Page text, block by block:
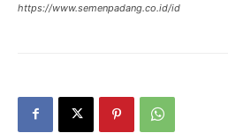
https://www.semenpadang.co.id/id